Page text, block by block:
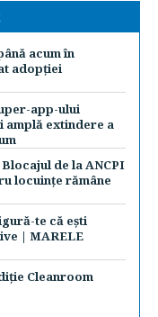
acum în
adopției
app-ului
amplă extindere a
| Blocajul de la ANCPI
locuințe rămâne
te că ești
| MARELE
Cleanroom